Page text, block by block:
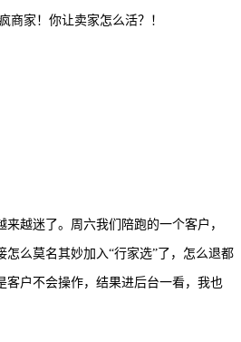
商家！你让卖家怎么活？！
越迷了。周六我们陪跑的一个客户，
怎么莫名其妙加入“行家选”了，怎么退都
客户不会操作，结果进后台一看，我也